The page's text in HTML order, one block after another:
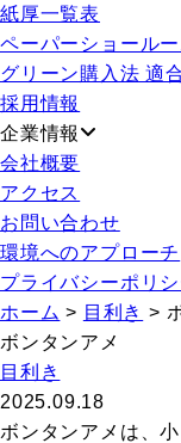
紙厚一覧表
ペーパーショールー
グリーン購入法 適
採用情報
企業情報
会社概要
アクセス
お問い合わせ
環境へのアプローチ
プライバシーポリ
ホーム > 目利き >
ボンタンアメ
目利き
2025.09.18
ボンタンアメは、